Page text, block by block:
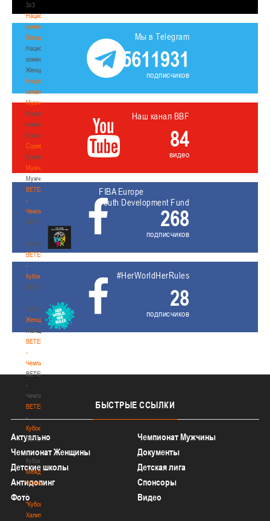
3х3
Национальная
команда.
Женщины
Национальная
команда.
Женщины
Национальная
команда.
Мужчины
Национальная
команда.
Мужчины
Соревнования
Соревнования
Мужчины
Мужчины
BETERA
-
Чемпионат
BETERA
-
Чемпионат
BETERA
-
Кубок
BETERA
-
Кубок
Женщины
Женщины
BETERA
-
Чемпионат
BETERA
-
Чемпионат
BETERA
-
Кубок
BETERA
-
Кубок
Международный
турнир
-
"Кубок
Халипского"
Мы в Telegram
5611931
подписчиков
Наш канал BBF
84
видео
FIBA Europe
Youth Development Fund
268
подписчиков
#HerWorldHerRules
28
подписчиков
БЫСТРЫЕ ССЫЛКИ
Актуально
Чемпионат Мужчины
Чемпионат Женщины
Документы
Детские школы
Детская лига
Антидопинг
Спонсоры
Фото
Видео